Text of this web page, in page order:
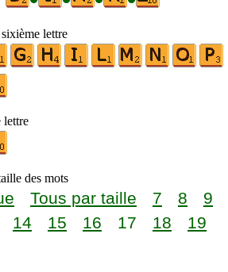
lettre
lettre
des mots
Tous par taille 7 8
9
14 15 16 17 18
19